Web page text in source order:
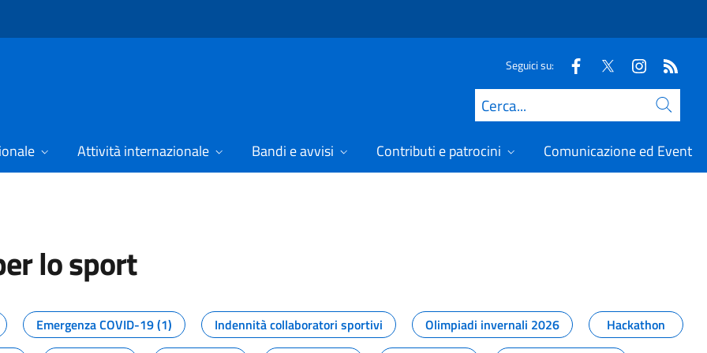
Seguici su:
Cerca
Attività internazionale Bandi e avvisi Contributi e patrocini Comunicazione ed Eventi
lo sport
dal Dipartimento per lo sport
Emergenza COVID-19 (1) Indennità collaboratori sportivi Olimpiadi invernali 2026
Hackathon